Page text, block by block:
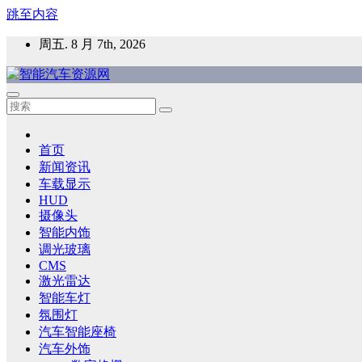
跳至内容
周五. 8 月 7th, 2026
智能汽车资源网
智能表面，智能内饰，新能源汽车，HMI，人车交互，智能车
首页
新闻资讯
车载显示
HUD
摄像头
智能内饰
调光玻璃
CMS
激光雷达
智能车灯
氛围灯
汽车智能座椅
汽车外饰